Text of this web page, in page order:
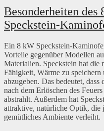
Besonderheiten des
Speckstein-
Ein 8 kW Speckstein-
Vorteile gegenüber Modellen
Materialien. Speckstein hat die
Fähigkeit, Wärme zu speichern
abzugeben. Das bedeutet, dass
nach dem Erlöschen des
abstrahlt. Außerdem hat
attraktive, natürliche Optik, die
gemütliches Ambiente verleiht.